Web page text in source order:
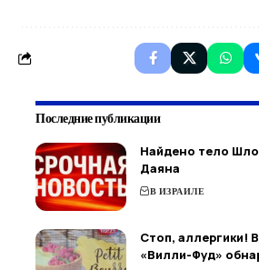
Последние публикации
Найдено тело
Даяна
В ИЗРАИЛЕ
Стоп, аллергики!
«Вилли-Фуд»